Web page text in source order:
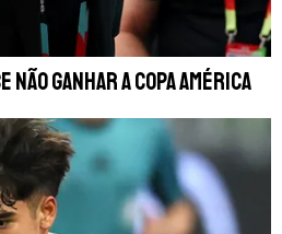
ganhar a Copa América